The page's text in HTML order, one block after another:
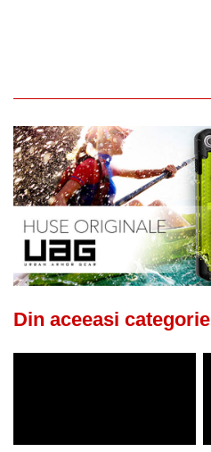
Din aceeasi categorie